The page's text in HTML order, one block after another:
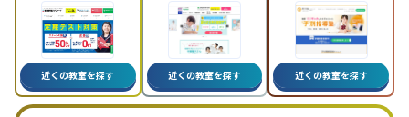
近くの教室を探す 近くの教室を探す 近くの教室を探す